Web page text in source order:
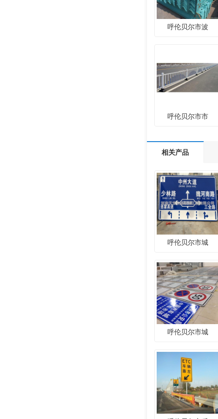
呼伦贝尔市波
呼伦贝尔市市
相关产品
呼伦贝尔市城
呼伦贝尔市城